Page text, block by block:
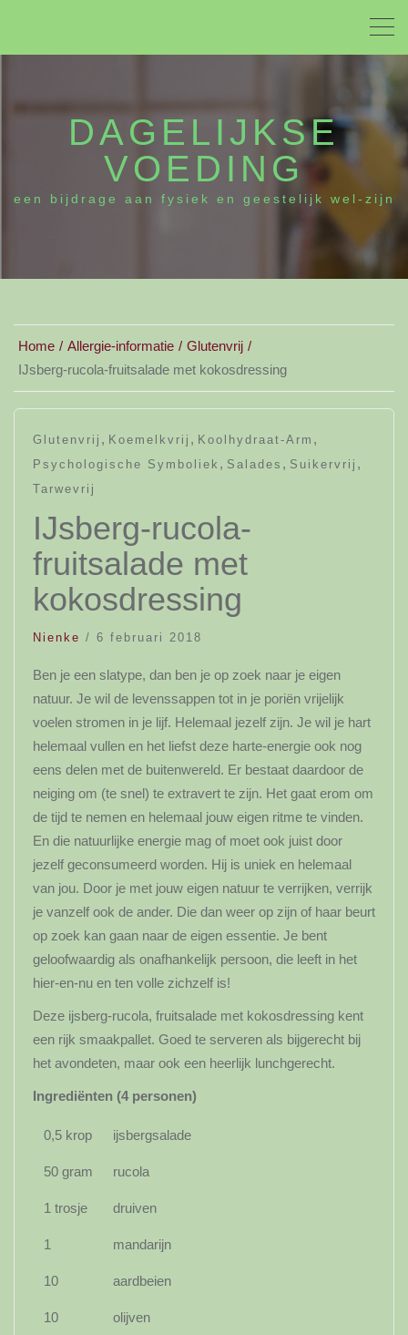
DAGELIJKSE
VOEDING
een bijdrage aan fysiek en geestelijk wel-zijn
Home Allergie-informatie
Glutenvrij
IJsberg-rucola-fruitsalade met kokosdressing
Glutenvrij , Koemelkvrij , Koolhydraat-Arm ,
Psychologische Symboliek , Salades , Suikervrij ,
Tarwevrij
IJsberg-rucola-
fruitsalade met
kokosdressing
Nienke / 6 februari 2018
Ben je een slatype, dan ben je op zoek naar je eigen
natuur. Je wil de levenssappen tot in je poriën vrijelijk
voelen stromen in je lijf. Helemaal jezelf zijn. Je wil je hart
helemaal vullen en het liefst deze harte-energie ook nog
eens delen met de buitenwereld. Er bestaat daardoor de
neiging om (te snel) te extravert te zijn. Het gaat erom om
de tijd te nemen en helemaal jouw eigen ritme te vinden.
En die natuurlijke energie mag of moet ook juist door
jezelf geconsumeerd worden. Hij is uniek en helemaal
van jou. Door je met jouw eigen natuur te verrijken, verrijk
je vanzelf ook de ander. Die dan weer op zijn of haar beurt
op zoek kan gaan naar de eigen essentie. Je bent
geloofwaardig als onafhankelijk persoon, die leeft in het
hier-en-nu en ten volle zichzelf is!
Deze ijsberg-rucola, fruitsalade met kokosdressing kent
een rijk smaakpallet. Goed te serveren als bijgerecht bij
het avondeten, maar ook een heerlijk lunchgerecht.
Ingrediënten (4 personen)
0,5 krop ijsbergsalade
50 gram rucola
1 trosje druiven
1 mandarijn
10 aardbeien
10 olijven